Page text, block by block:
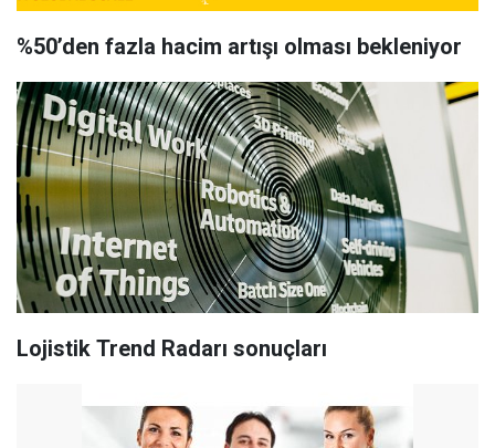
%50’den fazla hacim artışı olması bekleniyor
Lojistik Trend Radarı sonuçları